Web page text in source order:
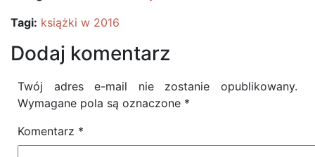
Tagi: książki w 2016
Dodaj komentarz
Twój adres e-mail nie zostanie opublikowany.
Wymagane pola są oznaczone *
Komentarz *